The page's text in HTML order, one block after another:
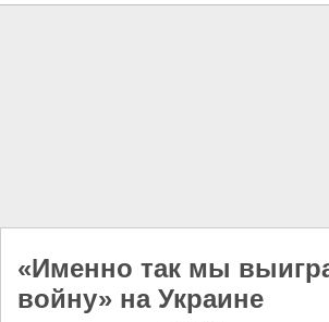
«Именно так мы
войну» на Украине